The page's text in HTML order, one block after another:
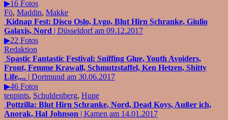
▶16 Fotos
Fö, Maddin, Makke
Kidnap Fest: Disco Oslo, Lygo, Blut Hirn Schranke, Giulio
Galaxis, Nord | Düsseldorf am 09.12.2017
▶22 Fotos
Redaktion
Spastic Fantastic Festival: Sniffing Glue, Youth Avoiders,
Front, Femme Krawall, Schmutzstaffel, Ken Hetzen, Shitty
Life,... | Dortmund am 30.06.2017
▶46 Fotos
tenpints, Schuldenberg, Hupe
Pottzilla: Blut Hirn Schranke, Nord, Dead Koys, Außer ich,
Anorak, Hal Johnson | Kamen am 14.01.2017